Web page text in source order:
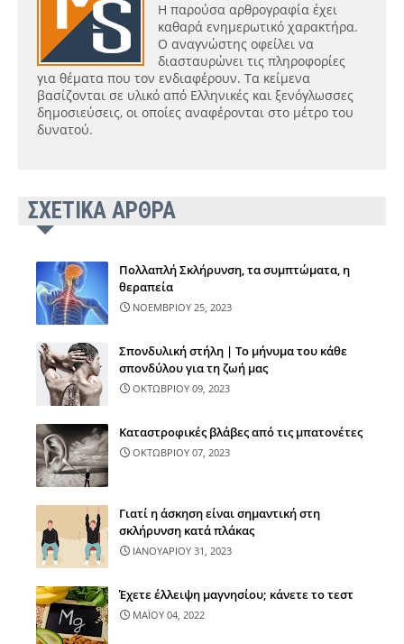
Η παρούσα αρθρογραφία έχει
καθαρά ενημερωτικό χαρακτήρα.
Ο αναγνώστης οφείλει να
διασταυρώνει τις πληροφορίες
για θέματα που τον ενδιαφέρουν. Τα κείμενα
βασίζονται σε υλικό από Ελληνικές και ξενόγλωσσες
δημοσιεύσεις, οι οποίες αναφέρονται στο μέτρο του
δυνατού.
ΣΧΕΤΙΚΑ ΑΡΘΡΑ
Πολλαπλή Σκλήρυνση, τα συμπτώματα, η
θεραπεία
ΝΟΕΜΒΡΙΟΥ 25, 2023
Σπονδυλική στήλη | Το μήνυμα του κάθε
σπονδύλου για τη ζωή μας
ΟΚΤΩΒΡΙΟΥ 09, 2023
Καταστροφικές βλάβες από τις μπατονέτες
ΟΚΤΩΒΡΙΟΥ 07, 2023
Γιατί η άσκηση είναι σημαντική στη
σκλήρυνση κατά πλάκας
ΙΑΝΟΥΑΡΙΟΥ 31, 2023
Έχετε έλλειψη μαγνησίου; κάνετε το τεστ
ΜΑΪΟΥ 04, 2022